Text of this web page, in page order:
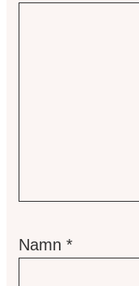
Namn *